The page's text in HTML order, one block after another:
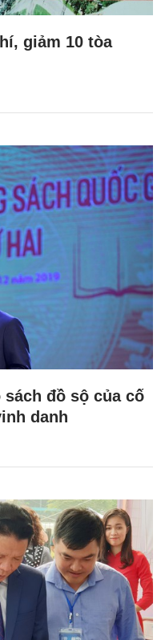
giảm 10 tòa
sách đồ sộ của cố
danh